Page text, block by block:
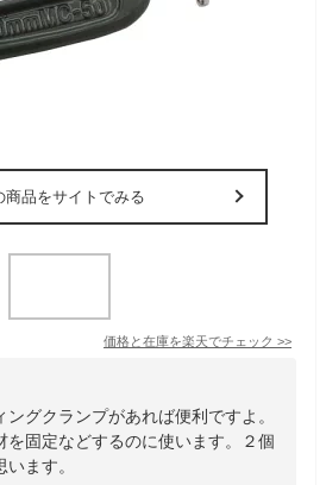
商品をサイトでみる
価格と在庫を楽天でチェック >>
グクランプがあれば便利ですよ。
を固定などするのに使います。２個
ます。